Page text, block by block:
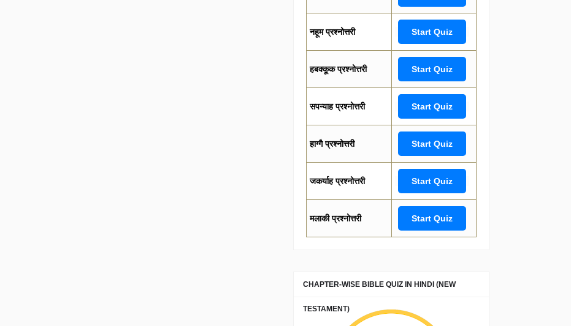
नहूम प्रश्नोत्तरी Start Quiz
हबक्कूक प्रश्नोत्तरी Start Quiz
सपन्याह प्रश्नोत्तरी Start Quiz
हाग्गै प्रश्नोत्तरी Start Quiz
जकर्याह प्रश्नोत्तरी Start Quiz
मलाकी प्रश्नोत्तरी Start Quiz
CHAPTER-WISE BIBLE QUIZ IN HINDI (NEW
TESTAMENT)